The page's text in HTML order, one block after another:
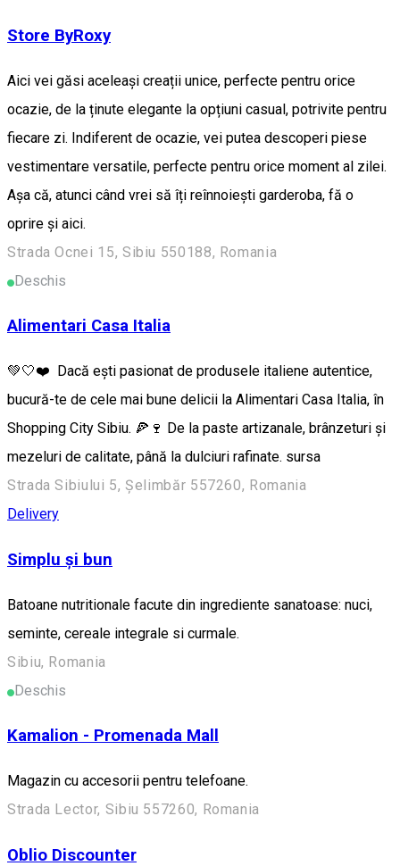
Store ByRoxy
Aici vei găsi aceleași creații unice, perfecte pentru orice
ocazie, de la ținute elegante la opțiuni casual, potrivite pentru
fiecare zi. Indiferent de ocazie, vei putea descoperi piese
vestimentare versatile, perfecte pentru orice moment al zilei.
Așa că, atunci când vrei să îți reînnoiești garderoba, fă o
oprire și aici.
Strada Ocnei 15, Sibiu 550188, Romania
Deschis
Alimentari Casa Italia
💚🤍❤️ Dacă ești pasionat de produsele italiene autentice,
bucură-te de cele mai bune delicii la Alimentari Casa Italia, în
Shopping City Sibiu. 🍕🍷 De la paste artizanale, brânzeturi și
mezeluri de calitate, până la dulciuri rafinate. sursa
Strada Sibiului 5, Șelimbăr 557260, Romania
Delivery
Simplu și bun
Batoane nutritionale facute din ingrediente sanatoase: nuci,
seminte, cereale integrale si curmale.
Sibiu, Romania
Deschis
Kamalion - Promenada Mall
Magazin cu accesorii pentru telefoane.
Strada Lector, Sibiu 557260, Romania
Oblio Discounter